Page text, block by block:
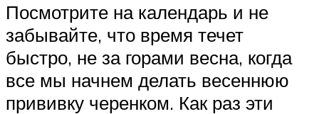
Посмотрите на календарь и не
забывайте, что время течет
быстро, не за горами весна, когда
все мы начнем делать весеннюю
прививку черенком. Как раз эти